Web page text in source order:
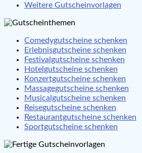
Weitere Gutscheinvorlagen
Comedygutscheine schenken
Erlebnisgutscheine schenken
Festivalgutscheine schenken
Hotelgutscheine schenken
Konzertgutscheine schenken
Massagegutscheine schenken
Musicalgutscheine schenken
Reisegutscheine schenken
Restaurantgutscheine schenken
Sportgutscheine schenken